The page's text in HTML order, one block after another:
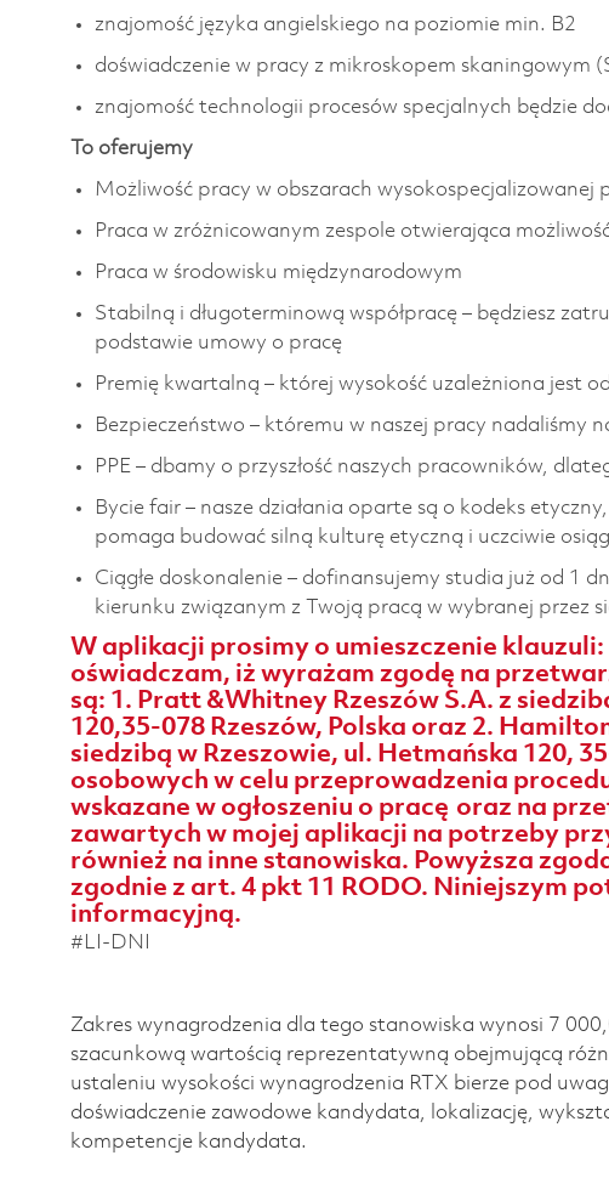
znajomość języka angielskiego na poziomie min. B2
doświadczenie w pracy z mikroskopem skaningowym
znajomość technologii procesów specjalnych będzie
To oferujemy
Możliwość pracy w obszarach wysokospecjalizowanej
Praca w zróżnicowanym zespole otwierająca
Praca w środowisku międzynarodowym
Stabilną i długoterminową współpracę – będziesz
podstawie umowy o pracę
Premię kwartalną – której wysokość uzależniona jest
Bezpieczeństwo – któremu w naszej pracy nadaliśmy
PPE – dbamy o przyszłość naszych pracowników,
Bycie fair – nasze działania oparte są o kodeks
pomaga budować silną kulturę etyczną i uczciwie
Ciągłe doskonalenie – dofinansujemy studia już od 1
kierunku związanym z Twoją pracą w wybranej przez
W aplikacji prosimy o umieszczenie
oświadczam, iż wyrażam zgodę na
są: 1. Pratt &Whitney Rzeszów S.A. z
120,35-078 Rzeszów, Polska oraz 2.
siedzibą w Rzeszowie, ul. Hetmańska 120,
osobowych w celu przeprowadzenia
wskazane w ogłoszeniu o pracę oraz na
zawartych w mojej aplikacji na potrzeby
również na inne stanowiska. Powyższa
zgodnie z art. 4 pkt 11 RODO. Niniejszym
informacyjną.
#LI-DNI
Zakres wynagrodzenia dla tego stanowiska wynosi 7
szacunkową wartością reprezentatywną obejmującą
ustaleniu wysokości wynagrodzenia RTX bierze pod
doświadczenie zawodowe kandydata, lokalizację,
kompetencje kandydata.